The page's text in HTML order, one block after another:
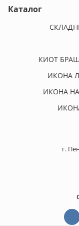
Каталог
КИОТ
ИКОНА
ИКОНА
г.